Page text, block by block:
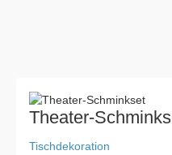
Theater-
Tischdekoration